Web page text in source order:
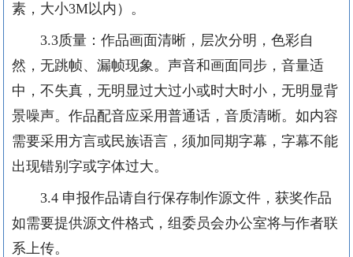
素，大小3M以内）。
3.3质量：作品画面清晰，层次分明，色彩自
然，无跳帧、漏帧现象。声音和画面同步，音量适
中，不失真，无明显过大过小或时大时小，无明显背
景噪声。作品配音应采用普通话，音质清晰。如内容
需要采用方言或民族语言，须加同期字幕，字幕不能
出现错别字或字体过大。
3.4 申报作品请自行保存制作源文件，获奖作品
如需要提供源文件格式，组委员会办公室将与作者联
系上传。